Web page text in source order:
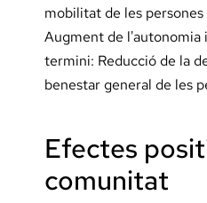
mobilitat de les
Augment de l'autonomia
termini: Reducció de la
benestar general de les
Efectes
comunitat